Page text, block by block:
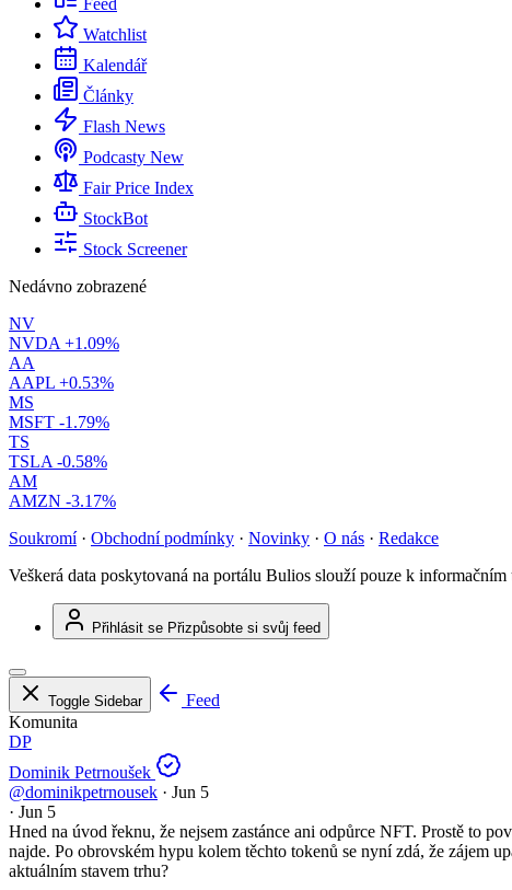
Feed
Watchlist
Kalendář
Články
Flash News
Podcasty New
Fair Price Index
StockBot
Stock Screener
Nedávno zobrazené
NV
NVDA +1.09%
AA
AAPL +0.53%
MS
MSFT -1.79%
TS
TSLA -0.58%
AM
AMZN -3.17%
Soukromí · Obchodní podmínky · Novinky · O nás · Redakce
Veškerá data poskytovaná na portálu Bulios slouží pouze k
Přihlásit se Přizpůsobte si svůj feed
Toggle Sidebar
Feed
Komunita
DP
Dominik Petrnoušek
@dominikpetrnousek · Jun 5
· Jun 5
Hned na úvod řeknu, že nejsem zastánce ani odpůrce NFT. Prostě to
najde. Po obrovském hypu kolem těchto tokenů se nyní zdá, že zájem
aktuálním stavem trhu?